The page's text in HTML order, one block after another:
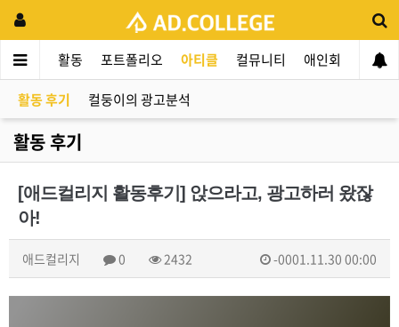
리지 활동 포트폴리오 아티클 컬뮤니티 애인회 신입
활동 후기 컬둥이의 광고분석
활동 후기
[애드컬리지 활동후기] 앉으라고, 광고하러 왔잖
아!
애드컬리지 0 2432 -0001.11.30 00:00